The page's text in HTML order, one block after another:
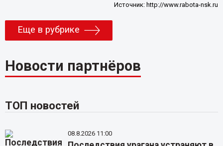
Источник:http://www.rabota-nsk.ru
Еще в рубрике
Новости партнёров
ТОП новостей
08.8.2026 11:00